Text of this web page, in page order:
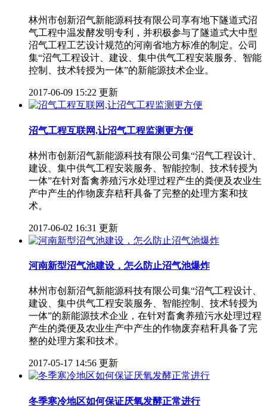
林州市创新沼气新能源科技有限公司享有地下隧道式沼
气工程中温发酵发明专利，并积极参与了隧道式大中型
沼气工程工艺设计规范的河南省地方标准的制定。公司
集“沼气工程设计、建设、集中供气工程安装服务、智能
控制、技术转授为一体”的新能源技术企业。
2017-06-09 15:22 更新
沼气工程互联网,让沼气工程监测更方便
林州市创新沼气新能源科技有限公司集“沼气工程设计、
建设、集中供气工程安装服务、智能控制、技术转授为
一体”在针对畜禽养殖污水处理过程产生的粪便及农业生
产中产生的作物废弃秸秆具备了完整的处理方案和技
术。
2017-06-02 16:31 更新
河南新型沼气池建设，怎么防止沼气池爆炸
林州市创新沼气新能源科技有限公司集“沼气工程设计、
建设、集中供气工程安装服务、智能控制、技术转授为
一体”的新能源技术企业，在针对畜禽养殖污水处理过程
产生的粪便及农业生产中产生的作物废弃秸秆具备了完
整的处理方案和技术。
2017-05-17 14:56 更新
冬季寒冷地区如何保证厌氧发酵正常进行